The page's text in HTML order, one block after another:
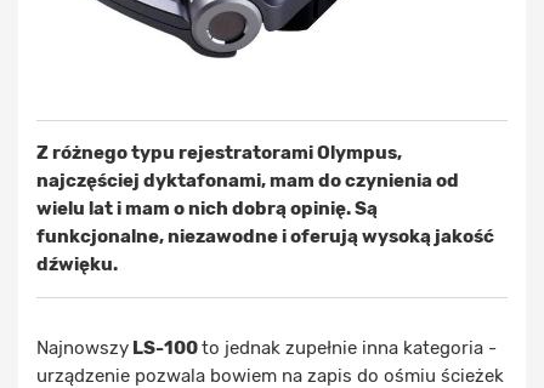
Z różnego typu rejestratorami Olympus,
najczęściej dyktafonami, mam do czynienia od
wielu lat i mam o nich dobrą opinię. Są
funkcjonalne, niezawodne i oferują wysoką jakość
dźwięku.
Najnowszy LS-100to jednak zupełnie inna kategoria -
urządzenie pozwala bowiem na zapis do ośmiu ścieżek